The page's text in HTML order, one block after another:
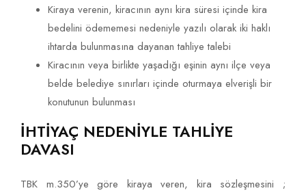
Kiraya verenin, kiracının aynı kira süresi içinde kira
bedelini ödememesi nedeniyle yazılı olarak iki haklı
ihtarda bulunmasına dayanan tahliye talebi
Kiracının veya birlikte yaşadığı eşinin aynı ilçe veya
belde belediye sınırları içinde oturmaya elverişli bir
konutunun bulunması
İHTİYAÇ NEDENİYLE TAHLİYE
DAVASI
TBK m.350’ye göre kiraya veren, kira sözleşmesini ;